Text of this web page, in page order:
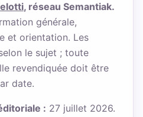
, réseau Semantiak.
générale,
et orientation. Les
le sujet ; toute
revendiquée doit être
date.
: 27 juillet 2026.